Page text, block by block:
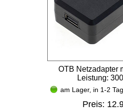
OTB Netzadapter
Leistung:
am Lager, in 1-2
Preis: